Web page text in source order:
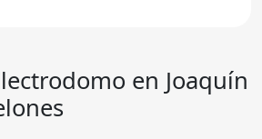
en Joaquín